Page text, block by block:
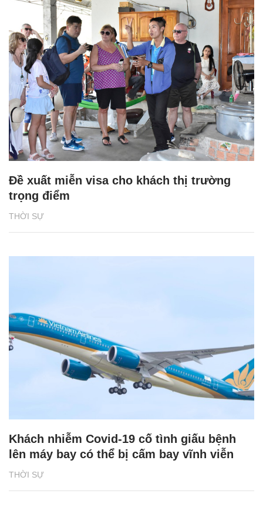
THỜI SỰ
Đề xuất miễn visa cho khách thị trường
trọng điểm
THỜI SỰ
Khách nhiễm Covid-19 cố tình giấu bệnh
lên máy bay có thể bị cấm bay vĩnh viễn